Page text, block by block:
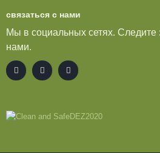
связаться с нами
Мы в социальных сетях. Следите
нами.